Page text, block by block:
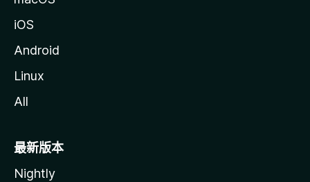
iOS
Android
Linux
All
最新版本
Nightly